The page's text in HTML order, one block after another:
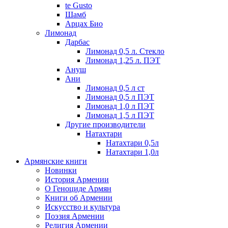
te Gusto
Шамб
Арцах Био
Лимонад
Дарбас
Лимонад 0,5 л. Стекло
Лимонад 1,25 л. ПЭТ
Ануш
Ани
Лимонад 0,5 л ст
Лимонад 0,5 л ПЭТ
Лимонад 1,0 л ПЭТ
Лимонад 1,5 л ПЭТ
Другие производители
Натахтари
Натахтари 0,5л
Натахтари 1,0л
Армянские книги
Новинки
История Армении
О Геноциде Армян
Книги об Армении
Иcкусство и культура
Поэзия Армении
Религия Армении